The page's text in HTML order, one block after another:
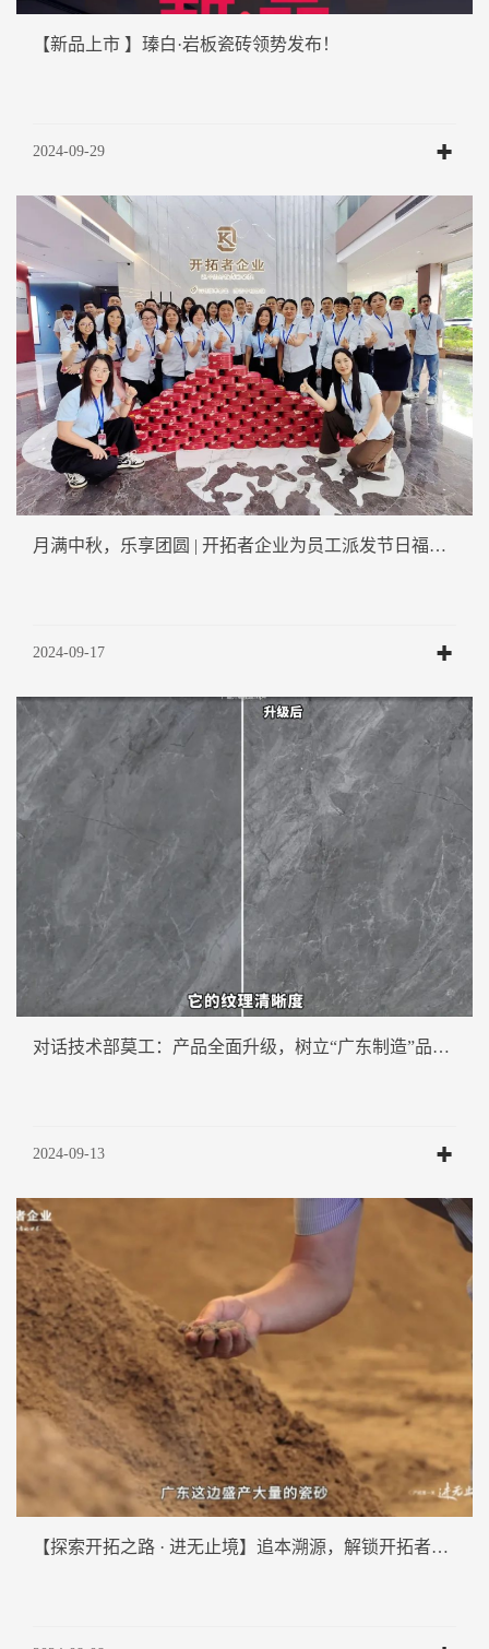
【新品上市 】瑧白·岩板瓷砖领势发布！
2024-09-29
月满中秋，乐享团圆 | 开拓者企业为员工派发节日福利！
2024-09-17
对话技术部莫工：产品全面升级，树立“广东制造”品质新标杆！
2024-09-13
【探索开拓之路 · 进无止境】追本溯源，解锁开拓者企业原料"密码"